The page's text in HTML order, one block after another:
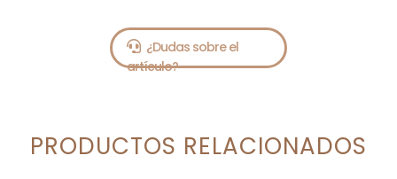
PRODUCTOS RELACIONADOS